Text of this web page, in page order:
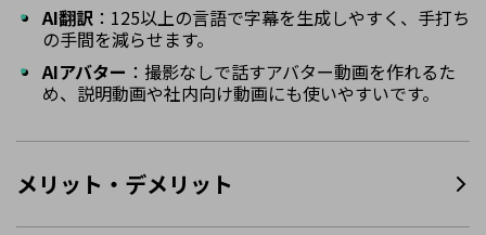
AI翻訳 ：125以上の言語で字幕を生成しやすく、手打ち
の手間を減らせます。
AIアバター ：撮影なしで話すアバター動画を作れるた
め、説明動画や社内向け動画にも使いやすいです。
メリット・デメリット